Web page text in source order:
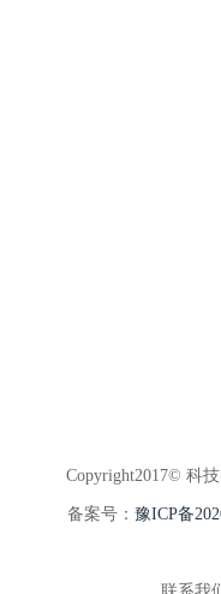
Copyright2017© 科
备案号： 豫ICP备